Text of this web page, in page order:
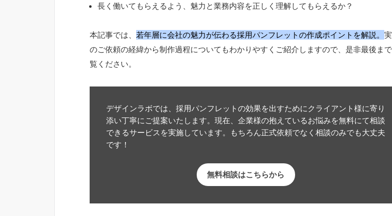
長く働いてもらえるよう、魅力と業務内容を正しく理解してもらえるか？
本記事では、 若年層に会社の魅力が伝わる採用パンフレットの作成ポイントを解説。
のご依頼の経緯から制作過程についてもわかりやすくご紹介しますので、是非最後ま
覧ください。
デザインラボでは、採用パンフレットの効果を出すためにクライアント様に寄り
添い丁寧にご提案いたします。現在、企業様の抱えているお悩みを無料にて相談
できるサービスを実施しています。もちろん正式依頼でなく相談のみでも大丈夫
です！
無料相談はこちらから